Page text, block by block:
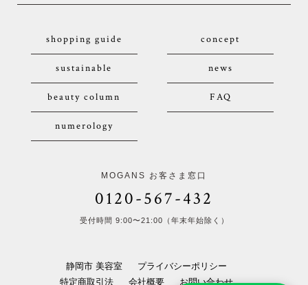
shopping guide concept
sustainable news
beauty column FAQ
numerology
MOGANS お客さま窓口
0120-567-432
受付時間 9:00〜21:00（年末年始除く）
静岡市 美容室
プライバシーポリシー
特定商取引法
会社概要 お問い合わせ